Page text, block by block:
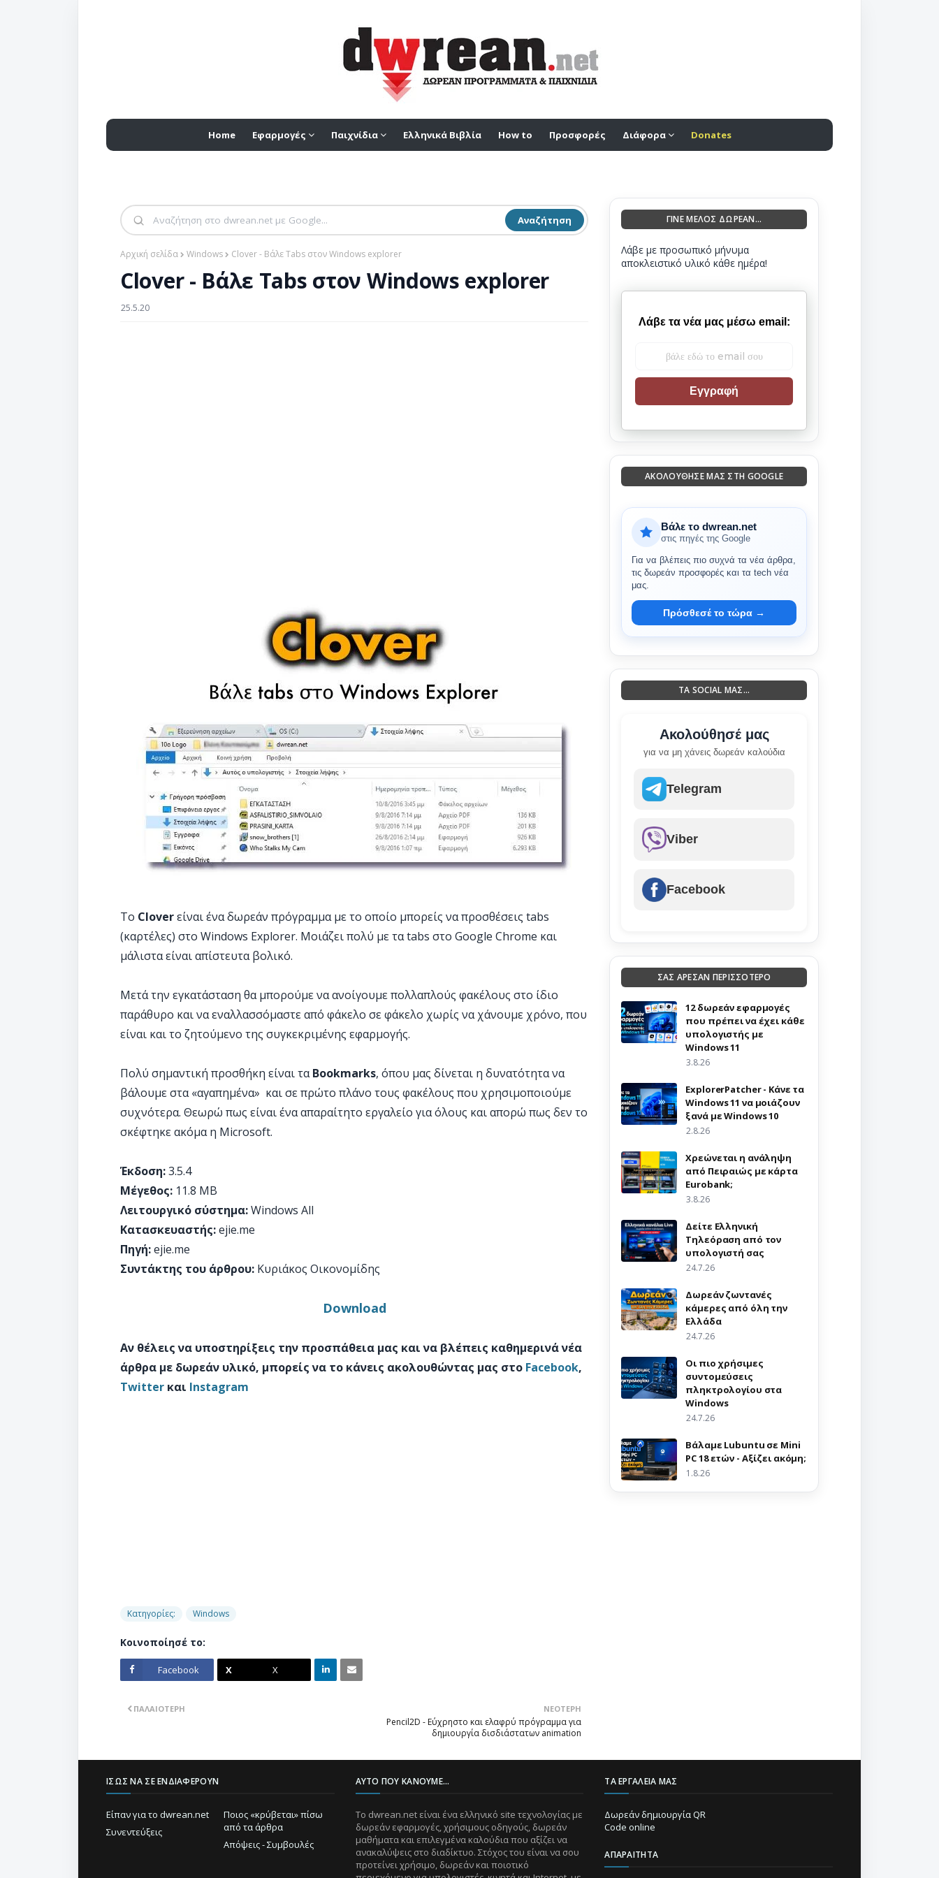
Home Εφαρμογές Παιχνίδια Ελληνικά Βιβλία How to Προσφορές Διάφορα Donates
Αναζήτηση
Αρχική σελίδα Windows Clover - Βάλε Tabs στον Windows explorer
Clover - Βάλε Tabs στον Windows explorer
25.5.20
To Cloverείναι ένα δωρεάν πρόγραμμα με το οποίο μπορείς να προσθέσεις tabs
(καρτέλες) στο Windows Εxplorer. Μοιάζει πολύ με τα tabs στο Google Chrome και
μάλιστα είναι απίστευτα βολικό.
Μετά την εγκατάσταση θα μπορούμε να ανοίγουμε πολλαπλούς φακέλους στο ίδιο
παράθυρο και να εναλλασσόμαστε από φάκελο σε φάκελο χωρίς να χάνουμε χρόνο, που
είναι και το ζητούμενο της συγκεκριμένης εφαρμογής.
Πολύ σημαντική προσθήκη είναι ταBookmarks, όπου μας δίνεται η δυνατότητα να
βάλουμε στα «αγαπημένα» και σε πρώτο πλάνο τους φακέλους που χρησιμοποιούμε
συχνότερα. Θεωρώ πως είναι ένα απαραίτητο εργαλείο για όλους και απορώ πως δεν το
σκέφτηκε ακόμα η Microsoft.
Έκδοση:3.5.4
Μέγεθος: 11.8 MB
Λειτουργικό σύστημα:Windows All
Κατασκευαστής:ejie.me
Πηγή:ejie.me
Συντάκτης του άρθρου: Κυριάκος Οικονομίδης
Download
Αν θέλεις να υποστηρίξεις την προσπάθεια μας και να βλέπεις καθημερινά νέα
άρθρα με δωρεάν υλικό, μπορείς να το κάνεις ακολουθώντας μας στο Facebook,
Twitter και Instagram
Κατηγορίες: Windows
Κοινοποίησέ το:
Facebook
X
ΝΕΌΤΕΡΗ
Pencil2D - Εύχρηστο και ελαφρύ πρόγραμμα για
δημιουργία δισδιάστατων animation
ΠΑΛΑΙΌΤΕΡΗ
ΓΙΝΕ ΜΕΛΟΣ ΔΩΡΕΑΝ...
Λάβε με προσωπικό μήνυμα
αποκλειστικό υλικό κάθε ημέρα!
Λάβε τα νέα μας μέσω email:
Εγγραφή
ΑΚΟΛΟΎΘΗΣΈ ΜΑΣ ΣΤΗ GOOGLE
Βάλε το dwrean.net
στις πηγές της Google
Για να βλέπεις πιο συχνά τα νέα άρθρα,
τις δωρεάν προσφορές και τα tech νέα
μας.
Πρόσθεσέ το τώρα →
ΤΑ SOCIAL ΜΑΣ...
Ακολούθησέ μας
για να μη χάνεις δωρεάν καλούδια
Telegram
Viber
Facebook
ΣΑΣ ΑΡΕΣΑΝ ΠΕΡΙΣΣΟΤΕΡΟ
12 δωρεάν εφαρμογές
που πρέπει να έχει κάθε
υπολογιστής με
Windows 11
3.8.26
ExplorerPatcher - Κάνε τα
Windows 11 να μοιάζουν
ξανά με Windows 10
2.8.26
Χρεώνεται η ανάληψη
από Πειραιώς με κάρτα
Eurobank;
3.8.26
Δείτε Ελληνική
Τηλεόραση από τον
υπολογιστή σας
24.7.26
Δωρεάν ζωντανές
κάμερες από όλη την
Ελλάδα
24.7.26
Οι πιο χρήσιμες
συντομεύσεις
πληκτρολογίου στα
Windows
24.7.26
Βάλαμε Lubuntu σε Mini
PC 18 ετών - Αξίζει ακόμη;
1.8.26
ΊΣΩΣ ΝΑ ΣΕ ΕΝΔΙΑΦΈΡΟΥΝ
Είπαν για το dwrean.net
Ποιος «κρύβεται» πίσω
από τα άρθρα
Συνεντεύξεις
Απόψεις - Συμβουλές
ΑΥΤΌ ΠΟΥ ΚΆΝΟΥΜΕ...
Το dwrean.net είναι ένα ελληνικό site τεχνολογίας με
δωρεάν εφαρμογές, χρήσιμους οδηγούς, δωρεάν
μαθήματα και επιλεγμένα καλούδια που αξίζει να
ανακαλύψεις στο διαδίκτυο. Στόχος του είναι να σου
προτείνει χρήσιμο, δωρεάν και ποιοτικό
ΤΑ ΕΡΓΑΛΕΊΑ ΜΑΣ
Δωρεάν δημιουργία QR
Code online
ΑΠΑΡΑΊΤΗΤΑ